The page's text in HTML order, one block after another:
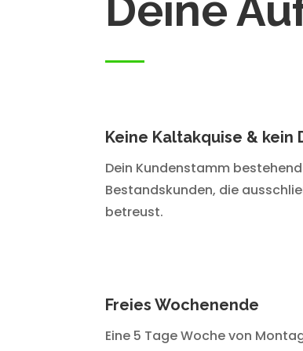
Keine Kaltakquise & kein
Dein Kundenstamm
Bestandskunden, die
betreust.
Freies Wochenende
Eine 5 Tage Woche von